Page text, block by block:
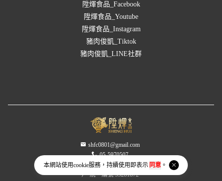
本網站使用cookie服務，持續使用即表示 同意。
陞煇食品_Facebook
陞煇食品_Youtube
陞煇食品_Instagram
豬肉俊凱_Tiktok
豬肉俊凱_LINE社群
shfc0801@gmail.com
05-5970507
雲林縣斗南鎮新崙里新崙路87-16號
統一編號 53281872